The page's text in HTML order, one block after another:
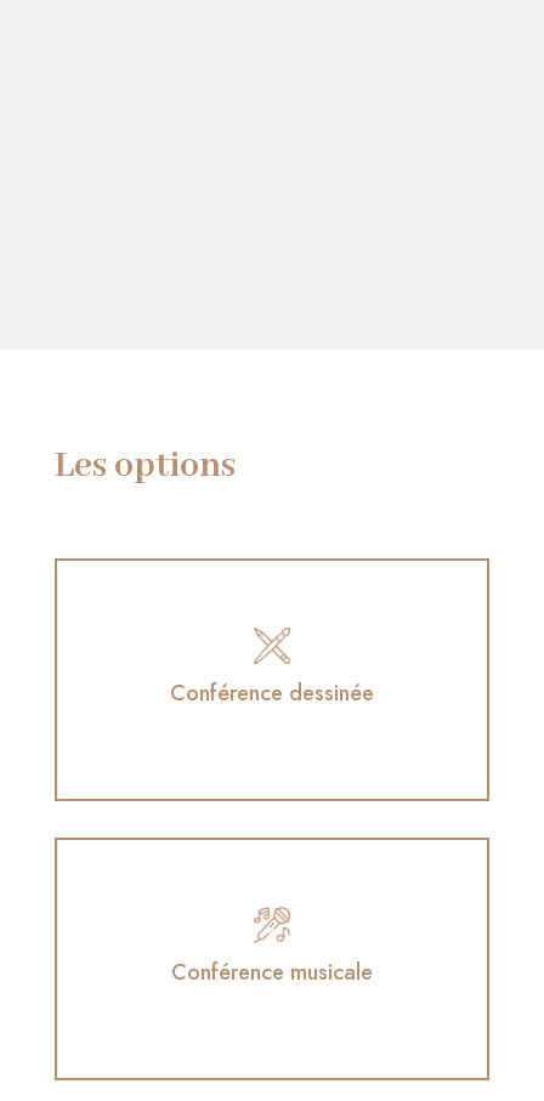
Les options
Conférence dessinée
Conférence dessinée
en collaboration avec le sketchnoteur Éric
Conférence musicale
Conférence musicale
en collaboration avec la chanteuse indienne